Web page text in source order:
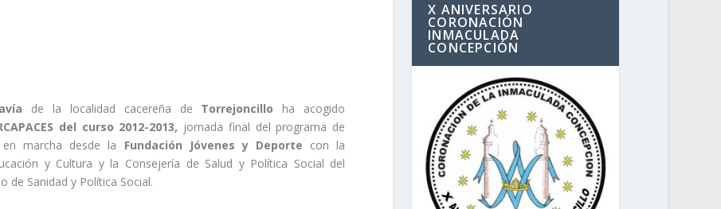
de la localidad cacereña de Torrejoncillo ha acogido
del curso 2012-2013, jornada final del programa de
marcha desde la Fundación Jóvenes y Deporte con la
y Cultura y la Consejería de Salud y Política Social del
de Sanidad y Política Social.
X ANIVERSARIO
CORONACIÓN
INMACULADA
CONCEPCIÓN